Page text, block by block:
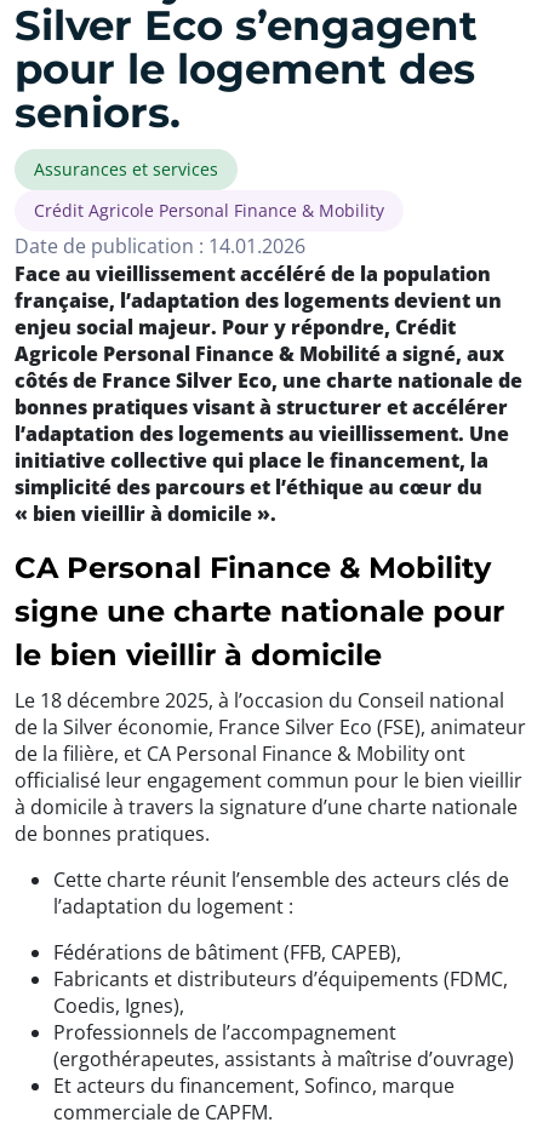
Silver Eco s’engagent
pour le logement des
seniors.
Assurances et services
Crédit Agricole Personal Finance & Mobility
Date de publication : 14.01.2026
Face au vieillissement accéléré de la population
française, l’adaptation des logements devient un
enjeu social majeur. Pour y répondre, Crédit
Agricole Personal Finance & Mobilité a signé, aux
côtés de France Silver Eco, une charte nationale de
bonnes pratiques visant à structurer et accélérer
l’adaptation des logements au vieillissement. Une
initiative collective qui place le financement, la
simplicité des parcours et l’éthique au cœur du
« bien vieillir à domicile ».
CA Personal Finance & Mobility
signe une charte nationale pour
le bien vieillir à domicile
Le 18 décembre 2025, à l’occasion du Conseil national
de la Silver économie, France Silver Eco (FSE), animateur
de la filière, et CA Personal Finance & Mobility ont
officialisé leur engagement commun pour le bien vieillir
à domicile à travers la signature d’une charte nationale
de bonnes pratiques.
Cette charte réunit l’ensemble des acteurs clés de
l’adaptation du logement :
Fédérations de bâtiment (FFB, CAPEB),
Fabricants et distributeurs d’équipements (FDMC,
Coedis, Ignes),
Professionnels de l’accompagnement
(ergothérapeutes, assistants à maîtrise d’ouvrage)
Et acteurs du financement, Sofinco, marque
commerciale de CAPFM.